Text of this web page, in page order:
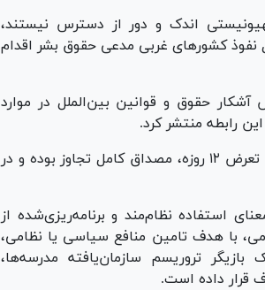
اندک و دور از دسترس نیستند،
نفوذ کشور‌های غربی مدعی حقوق بشر اقدام
حقوق و قوانین بین‌الملل در موارد
رابطه منتشر کرد.
جنایت‌های رژیم صهیونیستی علیه کشور و مردم ایران در جریان تعرض ۱۲ روزه، مصداق کامل تجاوز بوده و در
استفاده نظام‌مند و برنامه‌ریزی‌شده از
با هدف تامین منافع سیاسی یا نظامی،
تروریسم سازمان‌یافته مدرسه‌ها،
قرار داده است.